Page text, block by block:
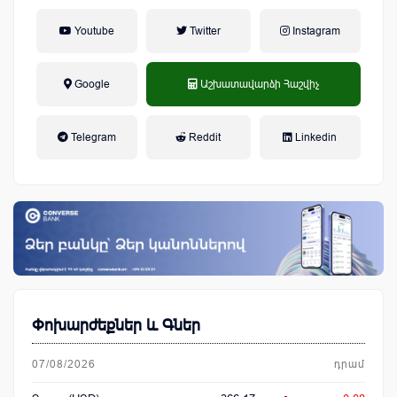
Youtube Twitter Instagram
Google Աշխատավարձի Հաշվիչ
Telegram Reddit Linkedin
Փոխարժեքներ և Գներ
07/08/2026 դրամ